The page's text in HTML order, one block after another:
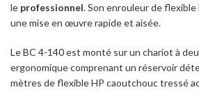
le professionnel. Son enrouleur de
une mise en œuvre rapide et aisée.
Le BC 4-140 est monté sur un chariot à
ergonomique comprenant un réservoir
mètres de flexible HP caoutchouc tressé